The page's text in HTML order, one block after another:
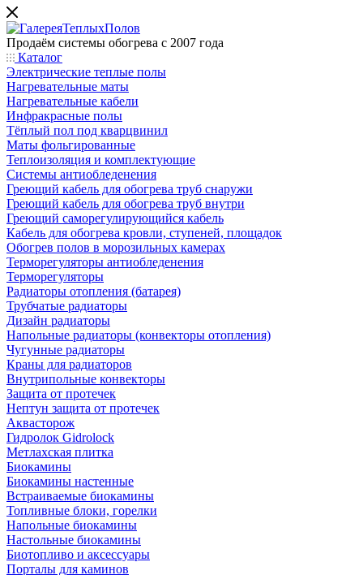
Продаём системы обогрева с 2007 года
Каталог
Электрические теплые полы
Нагревательные маты
Нагревательные кабели
Инфракрасные полы
Тёплый пол под кварцвинил
Маты фольгированные
Теплоизоляция и комплектующие
Системы антиобледенения
Греющий кабель для обогрева труб снаружи
Греющий кабель для обогрева труб внутри
Греющий саморегулирующийся кабель
Кабель для обогрева кровли, ступеней, площадок
Обогрев полов в морозильных камерах
Терморегуляторы антиобледенения
Терморегуляторы
Радиаторы отопления (батарея)
Трубчатые радиаторы
Дизайн радиаторы
Напольные радиаторы (конвекторы отопления)
Чугунные радиаторы
Краны для радиаторов
Внутрипольные конвекторы
Защита от протечек
Нептун защита от протечек
Аквасторож
Гидролок Gidrolock
Метлахская плитка
Биокамины
Биокамины настенные
Встраиваемые биокамины
Топливные блоки, горелки
Напольные биокамины
Настольные биокамины
Биотопливо и аксессуары
Порталы для каминов